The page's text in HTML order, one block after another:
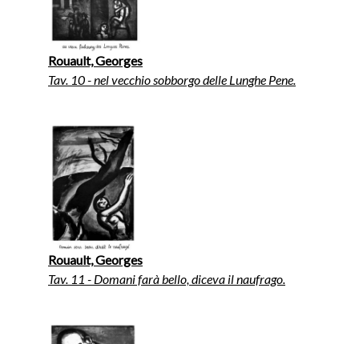
Rouault, Georges
Tav. 10 - nel vecchio sobborgo delle Lunghe Pene.
Rouault, Georges
Tav. 11 - Domani farà bello, diceva il naufrago.